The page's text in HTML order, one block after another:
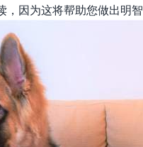
因为这将帮助您做出明智